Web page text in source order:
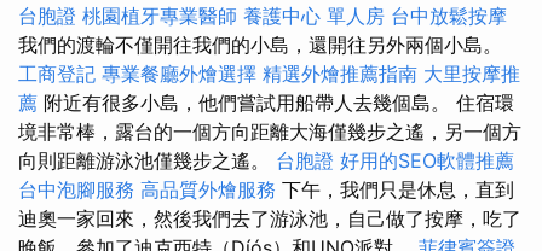
台胞證 桃園植牙專業醫師 養護中心 單人房 台中放鬆按摩
我們的渡輪不僅開往我們的小島，還開往另外兩個小島。
工商登記 專業餐廳外燴選擇 精選外燴推薦指南 大里按摩推
薦 附近有很多小島，他們嘗試用船帶人去幾個島。 住宿環
境非常棒，露台的一個方向距離大海僅幾步之遙，另一個方
向則距離游泳池僅幾步之遙。 台胞證 好用的SEO軟體推薦
台中泡腳服務 高品質外燴服務 下午，我們只是休息，直到
迪奧一家回來，然後我們去了游泳池，自己做了按摩，吃了